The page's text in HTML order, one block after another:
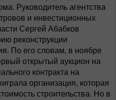
Руководитель агентства
и инвестиционных
Сергей Абабков
реконструкции
По его словам, в ноябре
открытый аукцион на
контракта на
организация, которая
строительства. Но в